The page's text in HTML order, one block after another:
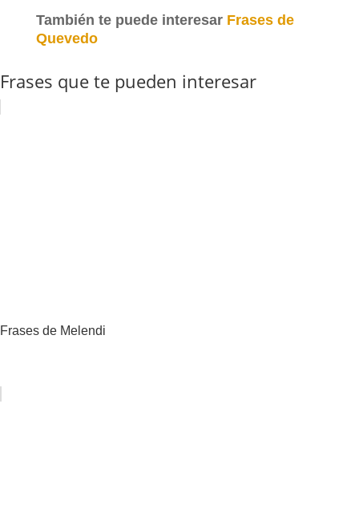
También te puede interesar Frases de
Quevedo
Frases que te pueden interesar
Frases de Melendi